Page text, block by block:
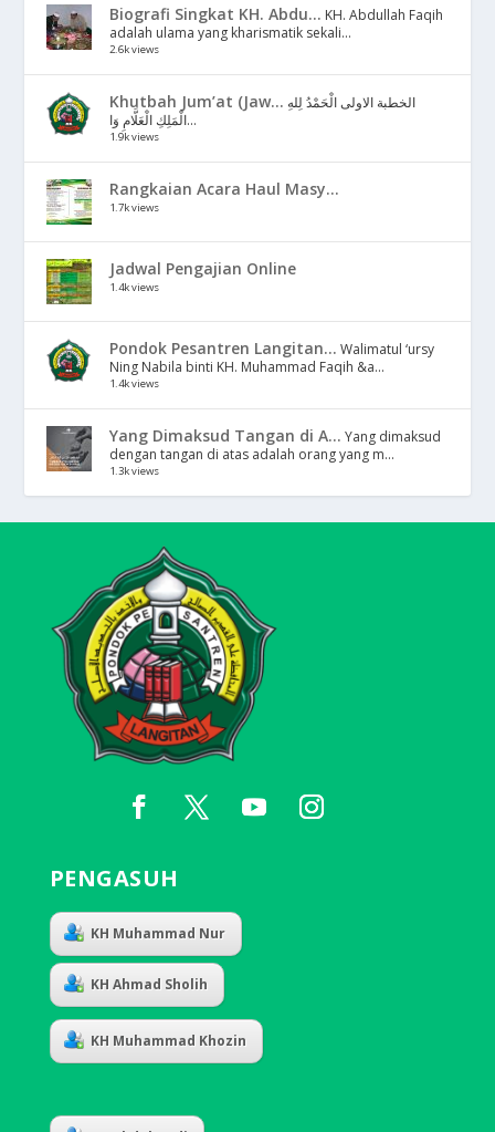
Biografi Singkat KH. Abdu... KH. Abdullah Faqih
adalah ulama yang kharismatik sekali...
2.6k views
Khutbah Jum’at (Jaw... الخطبة الاولى الْحَمْدُ لِلهِ
الْمَلِكِ الْعَلَّامِ وَا...
1.9k views
Rangkaian Acara Haul Masy...
1.7k views
Jadwal Pengajian Online
1.4k views
Pondok Pesantren Langitan... Walimatul ‘ursy
Ning Nabila binti KH. Muhammad Faqih &a...
1.4k views
Yang Dimaksud Tangan di A... Yang dimaksud
dengan tangan di atas adalah orang yang m...
1.3k views
PENGASUH
KH Muhammad Nur
KH Ahmad Sholih
KH Muhammad Khozin